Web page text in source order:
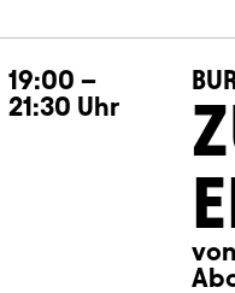
19:00 –
21:30 Uhr